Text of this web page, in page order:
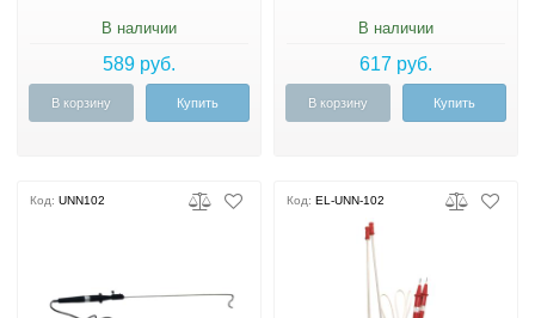
В наличии
589 руб.
В корзину Купить
В наличии
617 руб.
В корзину Купить
Код: UNN102 Код: EL-UNN-102